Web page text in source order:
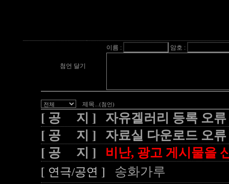
첨언 달기
이름 : 암호 :
제목 ...(첨언)
[ 공 지 ] 자유겔러리 등록 오류
[ 공 지 ] 자료실 다운로드 오류
[ 공 지 ] 비난, 광고 게시물을
[ 연극/공연 ] 송화가루